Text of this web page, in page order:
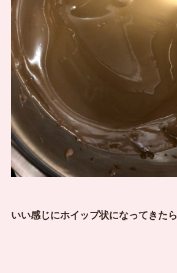
いい感じにホイップ状になってきたら